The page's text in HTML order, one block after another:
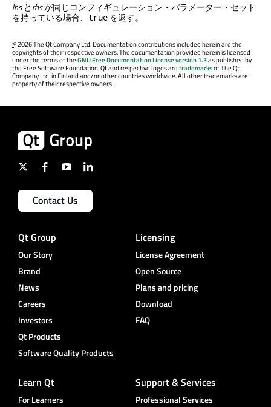
lhsとrhsが同じコンフィギュレーション・パラメーター・セット
を持っている場合、 true を返す。
©2026 The Qt Company Ltd. Documentation contributions included herein are the
copyrights of their respective owners. The documentation provided herein is licensed
under the terms of theGNU Free Documentation License version 1.3as published by
the Free Software Foundation. Qt and respective logos aretrademarksof The Qt
Company Ltd. in Finland and/or other countries worldwide. All other trademarks are
property of their respective owners.
Contact Us
Qt Group
Our Story
Brand
News
Careers
Investors
Qt Products
Software Quality Products
Licensing
License Agreement
Open Source
Plans and pricing
Download
FAQ
Learn Qt
For Learners
Support & Services
Professional Services